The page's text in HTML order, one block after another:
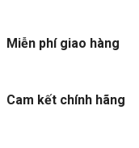
Miễn phí giao hàng
Cam kết chính hãng